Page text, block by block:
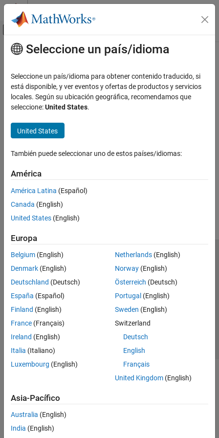
Saltar al contenido
Mostrar/ocultar menú de navegación
Inicio de Documentación
Contenido principal
How useful was this information?
Seleccione un país/idioma
Seleccione un país/idioma para obtener contenido traducido, si
está disponible, y ver eventos y ofertas de productos y servicios
locales. Según su ubicación geográfica, recomendamos que
seleccione:United States.
United States
También puede seleccionar uno de estos países/idiomas:
América
América Latina (Español)
Canada (English)
United States (English)
Europa
Belgium (English)
Denmark (English)
Deutschland (Deutsch)
España (Español)
Finland (English)
France (Français)
Ireland (English)
Italia (Italiano)
Luxembourg (English)
Netherlands(English)
Norway(English)
Österreich (Deutsch)
Portugal (English)
Sweden (English)
Switzerland
Deutsch
English
Français
United Kingdom(English)
Asia-Pacífico
Australia (English)
India (English)
Centro de confianza
Marcas comerciales
Política de privacidad
Antipiratería
Estado de las aplicaciones
Información de contacto
© 1994-2026 The MathWorks, Inc.